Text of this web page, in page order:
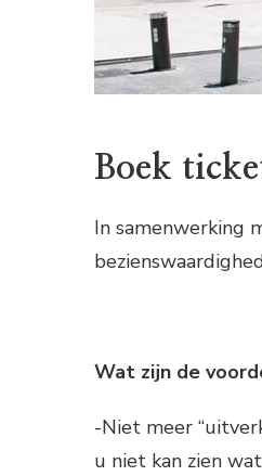
Boek
In samenwerking
Wat zijn de
-Niet meer
u niet kan zien